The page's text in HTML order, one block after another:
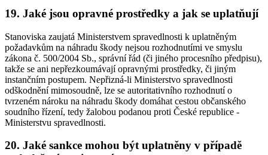
19. Jaké jsou opravné prostředky a jak se uplatňují
Stanoviska zaujatá Ministerstvem spravedlnosti k uplatněným
požadavkům na náhradu škody nejsou rozhodnutími ve smyslu
zákona č. 500/2004 Sb., správní řád (či jiného procesního předpisu),
takže se ani nepřezkoumávají opravnými prostředky, či jiným
instančním postupem. Nepřizná-li Ministerstvo spravedlnosti
odškodnění mimosoudně, lze se autoritativního rozhodnutí o
tvrzeném nároku na náhradu škody domáhat cestou občanského
soudního řízení, tedy žalobou podanou proti České republice -
Ministerstvu spravedlnosti.
20. Jaké sankce mohou být uplatněny v případě